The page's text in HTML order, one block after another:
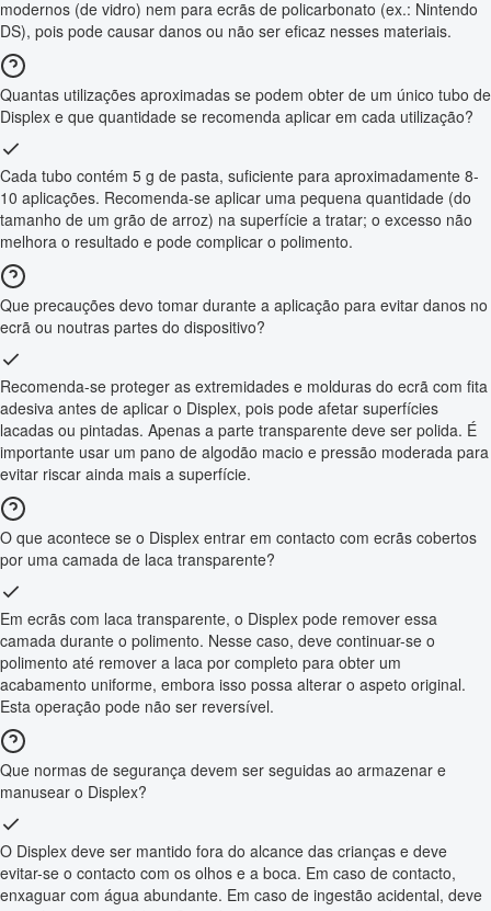
modernos (de vidro) nem para ecrãs de policarbonato (ex.: Nintendo
DS), pois pode causar danos ou não ser eficaz nesses materiais.
Quantas utilizações aproximadas se podem obter de um único tubo de
Displex e que quantidade se recomenda aplicar em cada utilização?
Cada tubo contém 5 g de pasta, suficiente para aproximadamente 8-
10 aplicações. Recomenda-se aplicar uma pequena quantidade (do
tamanho de um grão de arroz) na superfície a tratar; o excesso não
melhora o resultado e pode complicar o polimento.
Que precauções devo tomar durante a aplicação para evitar danos no
ecrã ou noutras partes do dispositivo?
Recomenda-se proteger as extremidades e molduras do ecrã com fita
adesiva antes de aplicar o Displex, pois pode afetar superfícies
lacadas ou pintadas. Apenas a parte transparente deve ser polida. É
importante usar um pano de algodão macio e pressão moderada para
evitar riscar ainda mais a superfície.
O que acontece se o Displex entrar em contacto com ecrãs cobertos
por uma camada de laca transparente?
Em ecrãs com laca transparente, o Displex pode remover essa
camada durante o polimento. Nesse caso, deve continuar-se o
polimento até remover a laca por completo para obter um
acabamento uniforme, embora isso possa alterar o aspeto original.
Esta operação pode não ser reversível.
Que normas de segurança devem ser seguidas ao armazenar e
manusear o Displex?
O Displex deve ser mantido fora do alcance das crianças e deve
evitar-se o contacto com os olhos e a boca. Em caso de contacto,
enxaguar com água abundante. Em caso de ingestão acidental, deve